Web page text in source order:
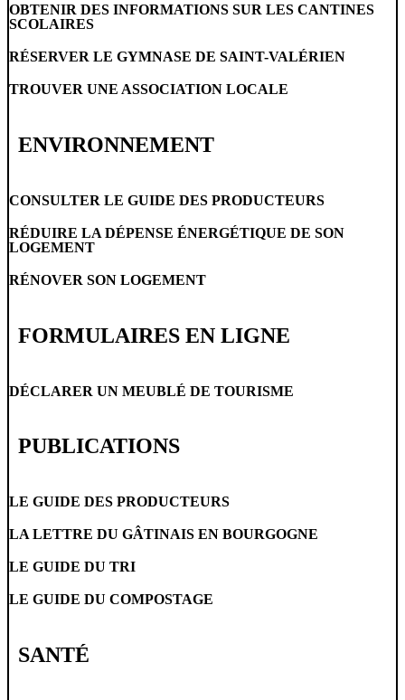
OBTENIR DES INFORMATIONS SUR LES CANTINES
SCOLAIRES
RÉSERVER LE GYMNASE DE SAINT-VALÉRIEN
TROUVER UNE ASSOCIATION LOCALE
ENVIRONNEMENT
CONSULTER LE GUIDE DES PRODUCTEURS
RÉDUIRE LA DÉPENSE ÉNERGÉTIQUE DE SON
LOGEMENT
RÉNOVER SON LOGEMENT
FORMULAIRES EN LIGNE
DÉCLARER UN MEUBLÉ DE TOURISME
PUBLICATIONS
LE GUIDE DES PRODUCTEURS
LA LETTRE DU GÂTINAIS EN BOURGOGNE
LE GUIDE DU TRI
LE GUIDE DU COMPOSTAGE
SANTÉ